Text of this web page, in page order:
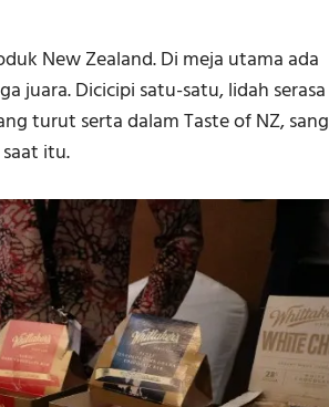
New Zealand. Di meja utama ada
juara. Dicicipi satu-satu, lidah serasa
turut serta dalam Taste of NZ, sang
itu.